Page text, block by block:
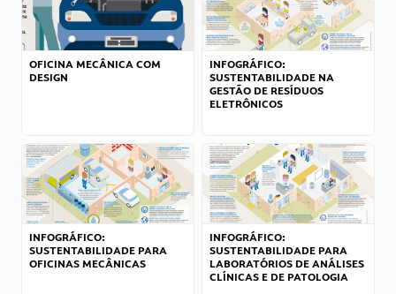
OFICINA MECÂNICA COM
DESIGN
INFOGRÁFICO:
SUSTENTABILIDADE NA
GESTÃO DE RESÍDUOS
ELETRÔNICOS
INFOGRÁFICO:
SUSTENTABILIDADE PARA
OFICINAS MECÂNICAS
INFOGRÁFICO:
SUSTENTABILIDADE PARA
LABORATÓRIOS DE ANÁLISES
CLÍNICAS E DE PATOLOGIA